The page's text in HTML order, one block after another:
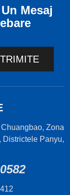
Mesaj
TRIMITE
Zona
Districtele Panyu,